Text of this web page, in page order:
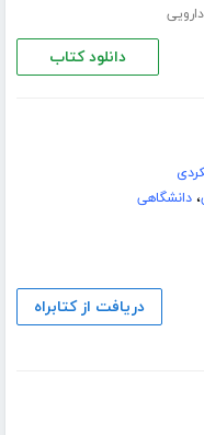
دانلود کتاب
،دانشگاهی
دریافت از کتابراه